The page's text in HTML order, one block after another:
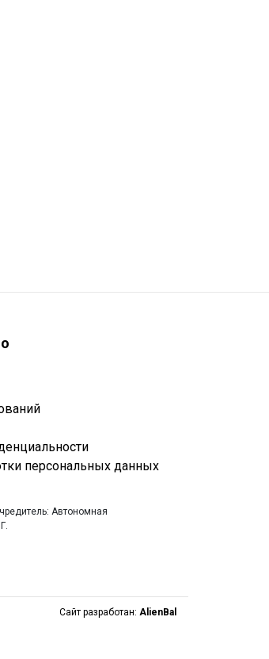
персональных данных
Автономная
Сайт разработан: AlienBal